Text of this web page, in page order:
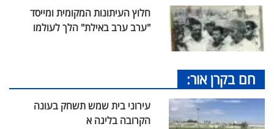
חלוץ העיתונות המקומית ומייסד
"ערב ערב באילת" הלך לעולמו
חם בקרן אור:
עירוני בית שמש תשחק בעונה
הקרובה בליגה א